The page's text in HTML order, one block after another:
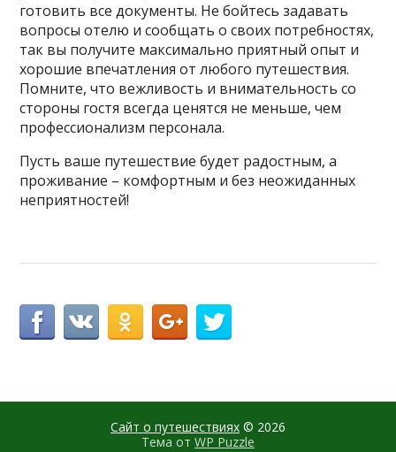
готовить все документы. Не бойтесь задавать
вопросы отелю и сообщать о своих потребностях,
так вы получите максимально приятный опыт и
хорошие впечатления от любого путешествия.
Помните, что вежливость и внимательность со
стороны гостя всегда ценятся не меньше, чем
профессионализм персонала.
Пусть ваше путешествие будет радостным, а
проживание – комфортным и без неожиданных
неприятностей!
Сайт о путешествиях © 2026
Тема от WP Puzzle